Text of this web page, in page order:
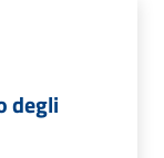
degli